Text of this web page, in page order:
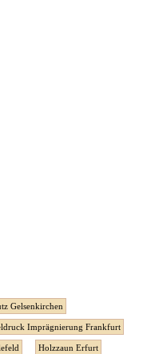
Gelsenkirchen
Imprägnierung Frankfurt
Holzzaun Erfurt